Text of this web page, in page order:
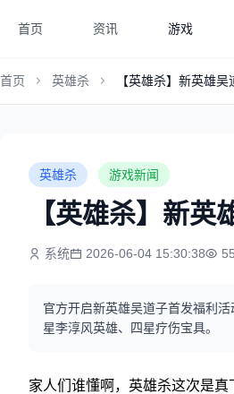
首页 资讯 游戏
首页 英雄杀 【英雄杀】新英雄
英雄杀 游戏新闻
【英雄杀】新
系统 2026-06-04 15:30:38
官方开启新英雄吴道子首发福利
星李淳风英雄、四星疗伤宝具。
家人们谁懂啊，英雄杀这次是